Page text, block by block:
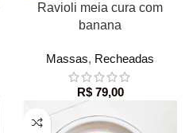
Ravioli meia cura com
banana
Massas, Recheadas
R$79,00